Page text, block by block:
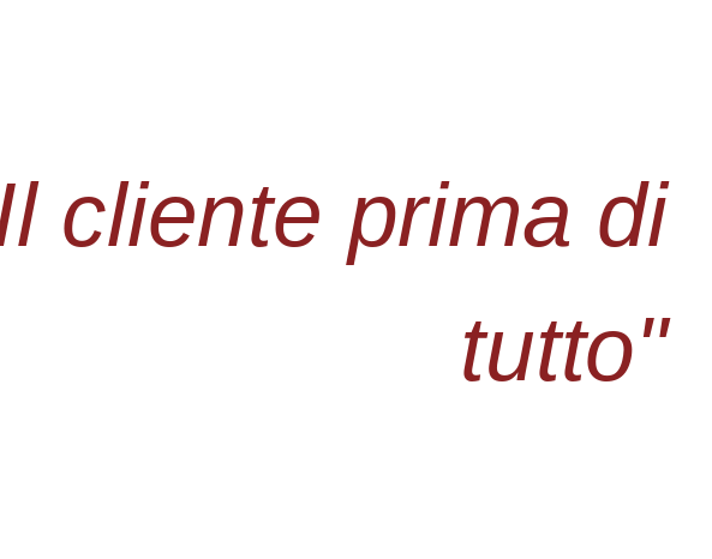
cliente prima di
tutto"